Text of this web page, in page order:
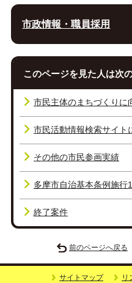
市政情報・職員採用
このページを見た人は次
市民主体のまちづくりに
市民活動情報検索サイト
その他の市民参画実績
多摩市自治基本条例施行
終了案件
前のページへ戻る
サイトマップ リ